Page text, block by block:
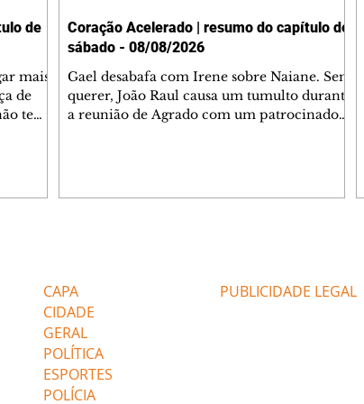
de
mais
de
tem
de
Coração Acelerado | resumo do capítulo de
sábado - 08/08/2026
Gael desabafa com Irene sobre Naiane. Sem
querer, João Raul causa um tumulto durante
a reunião de Agrado com um patrocinador.
termina o relacionamento dos dois.
CAPA
CIDADE
GERAL
POLÍTICA
ESPORTES
POLÍCIA
PUBLICIDADE LEGAL